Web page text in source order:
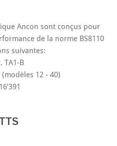
Ancon sont conçus pour
de la norme BS8110
suivantes:
TA1-B
12 - 40)